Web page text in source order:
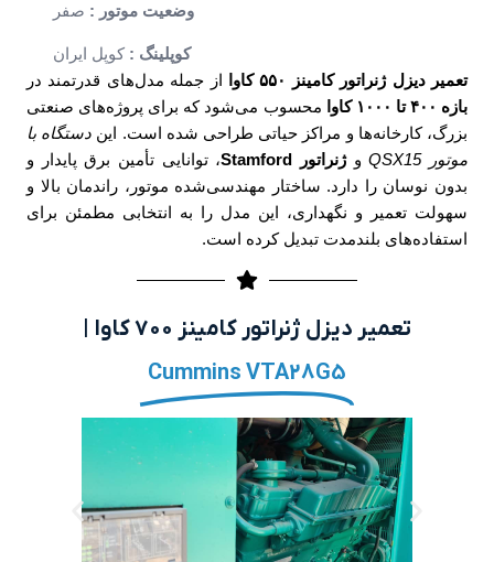
وضعیت موتور : صفر
کوپلینگ : کوپل ایران
تعمیر دیزل ژنراتور کامینز ۵۵۰ کاوا
از جمله مدل‌های قدرتمند در
بازه ۴۰۰ تا ۱۰۰۰ کاوا
محسوب می‌شود که برای پروژه‌های صنعتی
بزرگ، کارخانه‌ها و مراکز حیاتی طراحی شده است. این دستگاه با
موتور QSX15
وژنراتور Stamford
، توانایی تأمین برق پایدار و
بدون نوسان را دارد. ساختار مهندسی‌شده موتور، راندمان بالا و
سهولت تعمیر و نگهداری، این مدل را به انتخابی مطمئن برای
استفاده‌های بلندمدت تبدیل کرده است.
تعمیر دیزل ژنراتور کامینز ۷۰۰ کاوا |
Cummins VTA28G5